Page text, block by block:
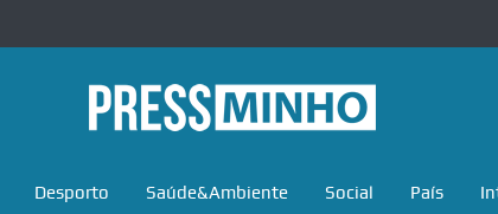
Desporto Saúde&Ambiente Social País